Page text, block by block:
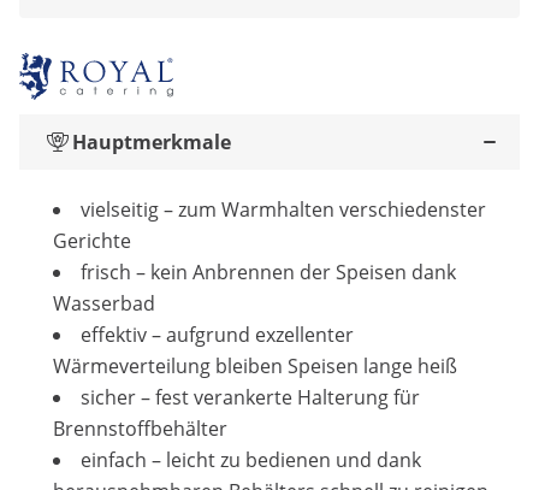
Hauptmerkmale
vielseitig – zum Warmhalten verschiedenster
Gerichte
frisch – kein Anbrennen der Speisen dank
Wasserbad
effektiv – aufgrund exzellenter
Wärmeverteilung bleiben Speisen lange heiß
sicher – fest verankerte Halterung für
Brennstoffbehälter
einfach – leicht zu bedienen und dank